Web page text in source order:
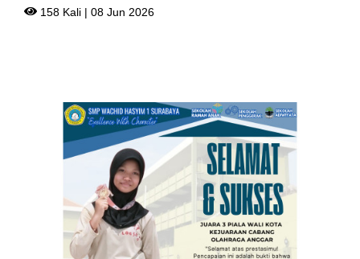
Surabaya Ra
158 Kali | 08 Jun 2026